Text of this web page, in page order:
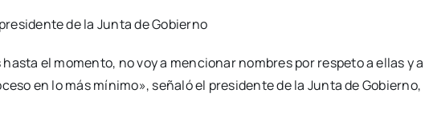
de la Junta de Gobierno
el momento, no voy a mencionar nombres por respeto a ellas y a
en lo más mínimo», señaló el presidente de la Junta de Gobierno,